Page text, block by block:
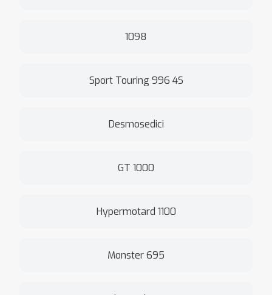
1098
Sport Touring 996 4S
Desmosedici
GT 1000
Hypermotard 1100
Monster 695